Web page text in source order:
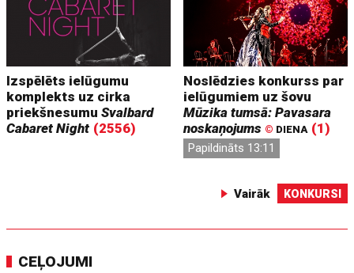
Izspēlēts ielūgumu
komplekts uz cirka
priekšnesumuSvalbard
Cabaret Night (2556)
Noslēdzies konkurss par
ielūgumiem uz šovu
Mūzika tumsā: Pavasara
noskaņojums © DIENA (1)
Papildināts 13:11
Vairāk KONKURSI
CEĻOJUMI